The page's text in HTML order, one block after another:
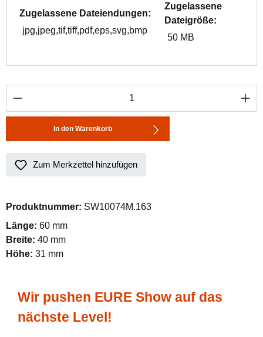
Zugelassene Dateiendungen:
jpg,jpeg,tif,tiff,pdf,eps,svg,bmp
Zugelassene
Dateigröße:
50 MB
Produkt Anzahl: Gib den gewünschten
In den Warenkorb
Zum Merkzettel hinzufügen
Produktnummer: SW10074M.163
Länge: 60 mm
Breite: 40 mm
Höhe: 31 mm
Wir pushen EURE Show auf das
nächste Level!